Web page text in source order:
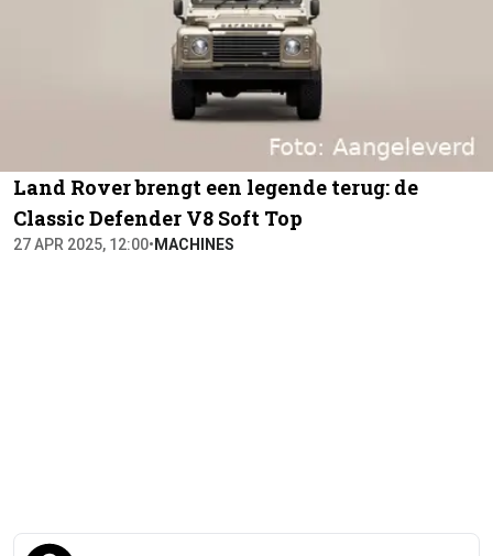
Land Rover brengt een legende terug: de
Classic Defender V8 Soft Top
27 APR 2025, 12:00• MACHINES